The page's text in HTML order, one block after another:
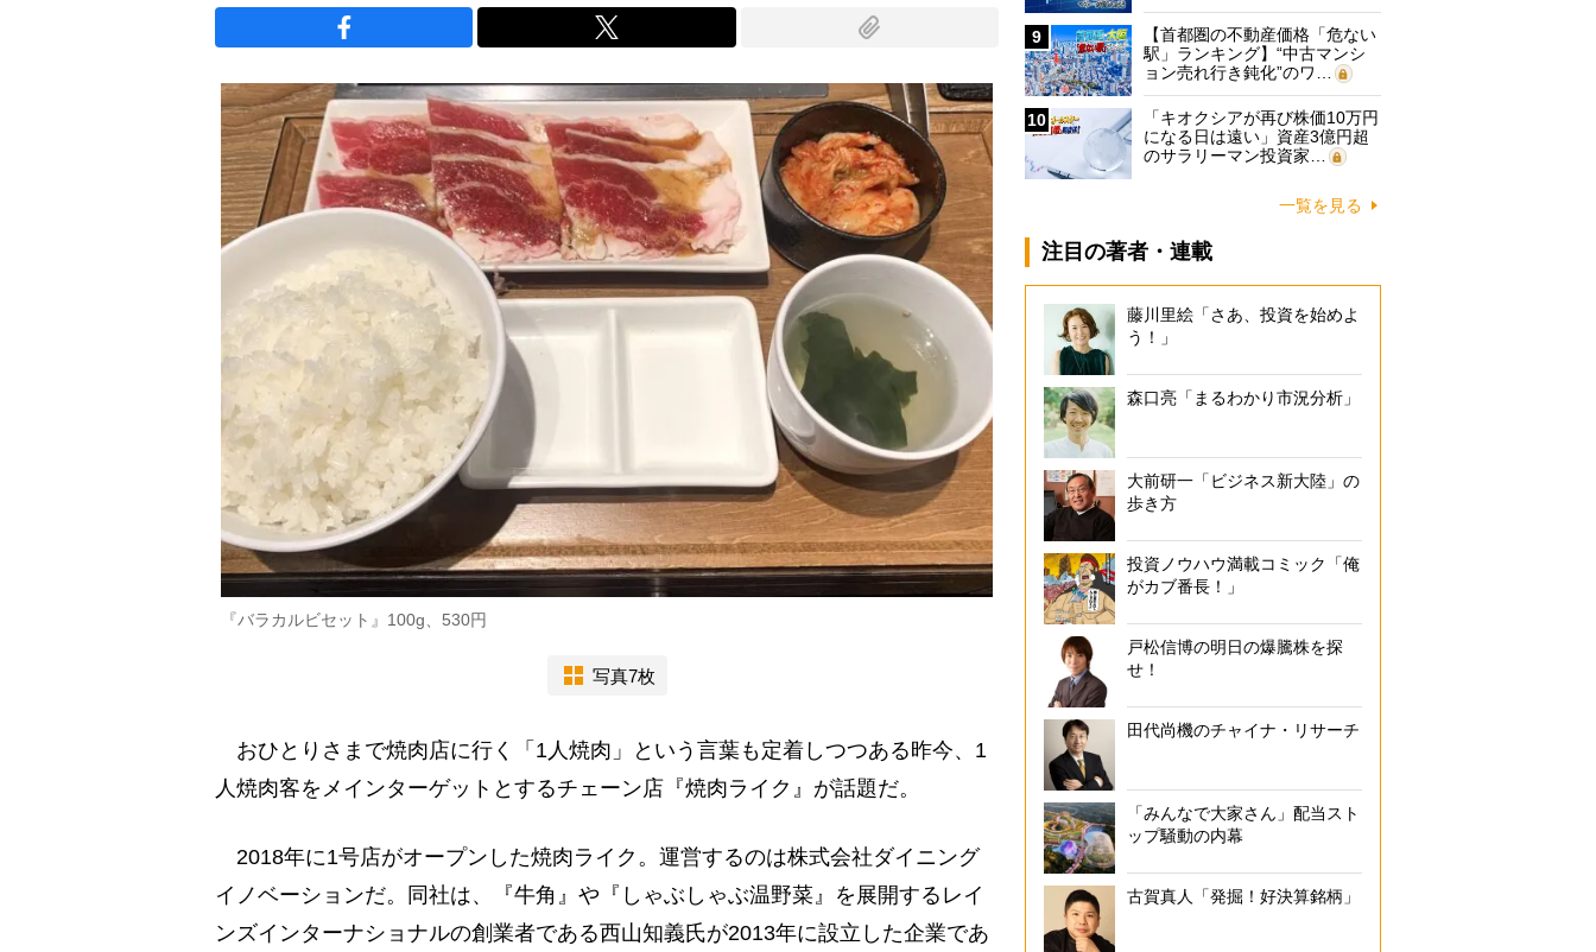
『バラカルビセット』100g、530円
写真7枚
おひとりさまで焼肉店に行く「1人焼肉」という言葉も定着しつつある昨今、1
人焼肉客をメインターゲットとするチェーン店『焼肉ライク』が話題だ。
2018年に1号店がオープンした焼肉ライク。運営するのは株式会社ダイニング
イノベーションだ。同社は、『牛角』や『しゃぶしゃぶ温野菜』を展開するレイ
ンズインターナショナルの創業者である西山知義氏が2013年に設立した企業であ
9
【首都圏の不動産価格「危ない
駅」ランキング】“中古マンシ
ョン売れ行き鈍化”のワ…
10
「キオクシアが再び株価10万円
になる日は遠い」資産3億円超
のサラリーマン投資家…
一覧を見る
注目の著者・連載
藤川里絵「さあ、投資を始めよ
う！」
森口亮「まるわかり市況分析」
大前研一「ビジネス新大陸」の
歩き方
投資ノウハウ満載コミック「俺
がカブ番長！」
戸松信博の明日の爆騰株を探
せ！
田代尚機のチャイナ・リサーチ
「みんなで大家さん」配当スト
ップ騒動の内幕
古賀真人「発掘！好決算銘柄」